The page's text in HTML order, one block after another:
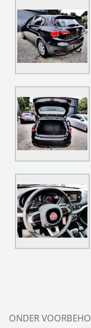
ONDER